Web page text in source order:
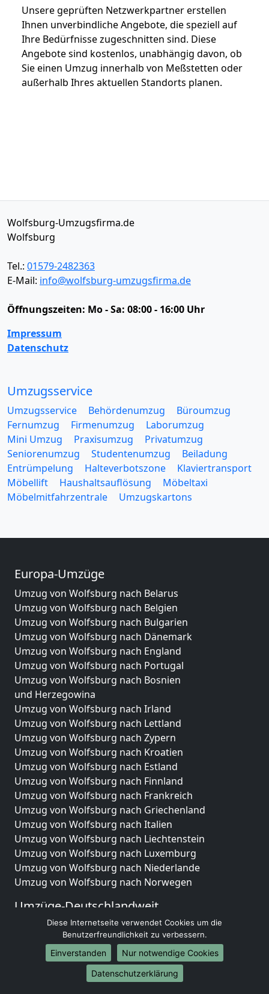
Unsere geprüften Netzwerkpartner erstellen
Ihnen unverbindliche Angebote, die speziell auf
Ihre Bedürfnisse zugeschnitten sind. Diese
Angebote sind kostenlos, unabhängig davon, ob
Sie einen Umzug innerhalb von Meßstetten oder
außerhalb Ihres aktuellen Standorts planen.
Wolfsburg-Umzugsfirma.de
Wolfsburg
Tel.: 01579-2482363
E-Mail: info@wolfsburg-umzugsfirma.de
Öffnungszeiten: Mo - Sa: 08:00 - 16:00 Uhr
Impressum
Datenschutz
Umzugsservice
Umzugsservice Behördenumzug
Büroumzug
Fernumzug
Firmenumzug
Laborumzug
Mini Umzug
Praxisumzug
Privatumzug
Seniorenumzug
Studentenumzug
Beiladung
Entrümpelung
Halteverbotszone
Klaviertransport
Möbellift
Haushaltsauflösung
Möbeltaxi
Möbelmitfahrzentrale
Umzugskartons
Europa-Umzüge
Umzug von Wolfsburg nach Belarus
Umzug von Wolfsburg nach Belgien
Umzug von Wolfsburg nach Bulgarien
Umzug von Wolfsburg nach Dänemark
Umzug von Wolfsburg nach England
Umzug von Wolfsburg nach Portugal
Umzug von Wolfsburg nach Bosnien
und Herzegowina
Umzug von Wolfsburg nach Irland
Umzug von Wolfsburg nach Lettland
Umzug von Wolfsburg nach Zypern
Umzug von Wolfsburg nach Kroatien
Umzug von Wolfsburg nach Estland
Umzug von Wolfsburg nach Finnland
Umzug von Wolfsburg nach Frankreich
Umzug von Wolfsburg nach Griechenland
Umzug von Wolfsburg nach Italien
Umzug von Wolfsburg nach Liechtenstein
Umzug von Wolfsburg nach Luxemburg
Umzug von Wolfsburg nach Niederlande
Umzug von Wolfsburg nach Norwegen
Umzüge-Deutschlandweit
Umzug von Wolfsburg nach Berlin
Umzug von Wolfsburg nach Hamburg
Umzug von Wolfsburg nach München
Umzug von Wolfsburg nach Köln
Umzug von Wolfsburg nach Frankfurt am Main
Diese Internetseite verwendet Cookies um die
Benutzerfreundlichkeit zu verbessern.
Einverstanden
Nur notwendige Cookies
Datenschutzerklärung